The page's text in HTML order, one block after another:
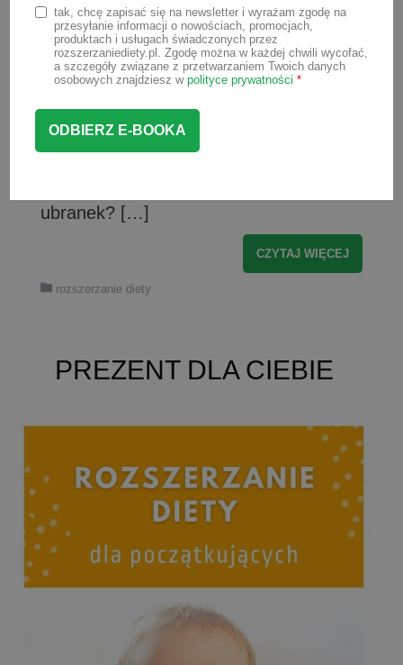
poznaje nowe smaki i uczy się jeść.
Jednak rozszerzanie diety to też spory
bałagan wokół dziecka (szczególnie gdy
stawiamy na metodę BLW) oraz
niekończące się plamy na dziecięcych
ubrankach. Co zrobić, gdy cały obiad
ubranek? […]
CZYTAJ WIĘCEJ
rozszerzanie diety
PREZENT DLA CIEBIE
tak, chcę zapisać się na newsletter i wyrażam zgodę na
przesyłanie informacji o nowościach, promocjach,
produktach i usługach świadczonych przez
rozszerzaniediety.pl. Zgodę można w każdej chwili wycofać,
a szczegóły związane z przetwarzaniem Twoich danych
osobowych znajdziesz w polityce prywatności *